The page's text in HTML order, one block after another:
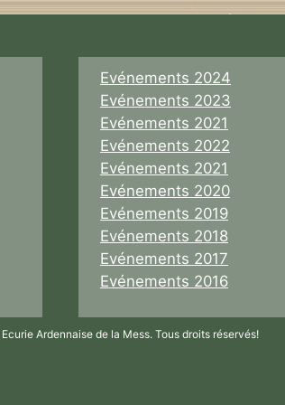
Evénements 2024
Evénements 2023
Evénements 2021
Evénements 2022
Evénements 2021
Evénements 2020
Evénements 2019
Evénements 2018
Evénements 2017
Evénements 2016
Ardennaise de la Mess. Tous droits réservés!